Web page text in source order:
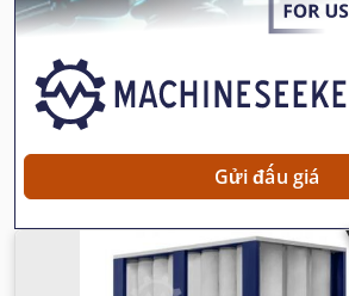
Gửi đấu giá